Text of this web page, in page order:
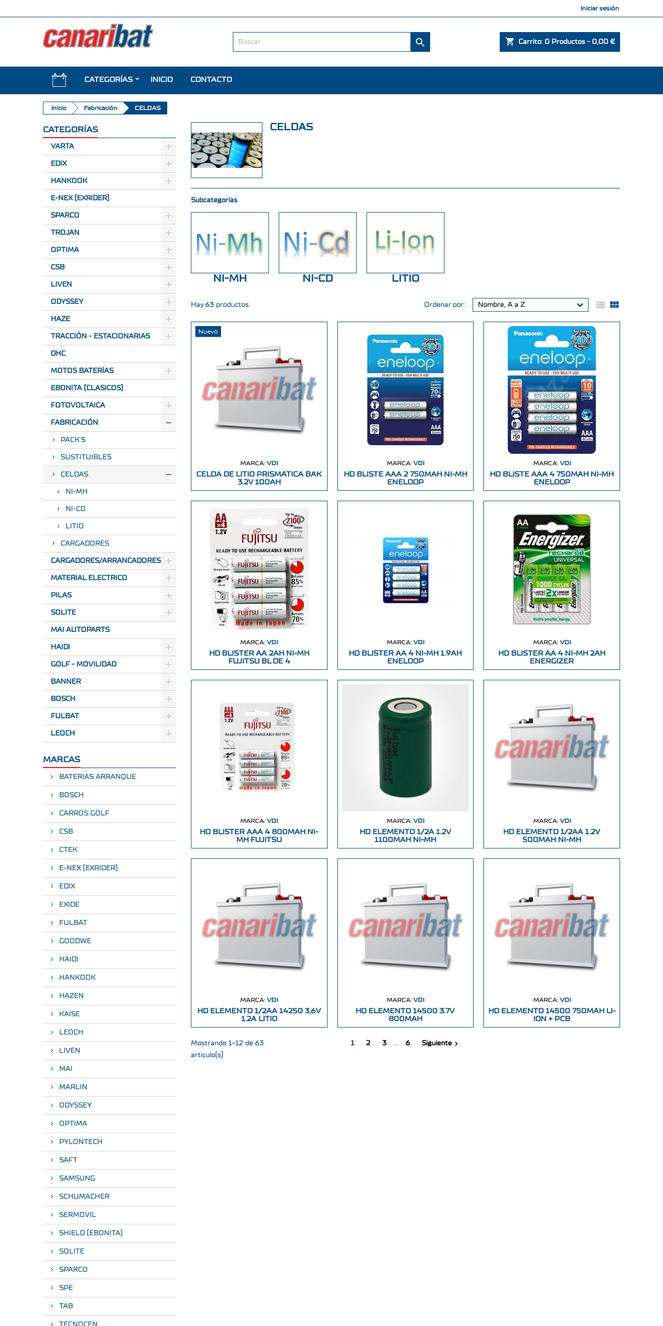
Iniciar sesión
shopping_cart Carrito: 0 Productos - 0,00 €

CATEGORÍAS INICIO CONTACTO
Inicio Fabricación CELDAS
CATEGORÍAS
VARTA
EDIX
HANKOOK
E-NEX (EXRIDER)
SPARCO
TROJAN
OPTIMA
CSB
LIVEN
ODYSSEY
HAZE
TRACCIÓN - ESTACIONARIAS
DHC
MOTOS BATERÍAS
EBONITA (CLASICOS)
FOTOVOLTAICA
FABRICACIÓN
PACK´S
SUSTITUIBLES
CELDAS
NI-MH
NI-CD
LITIO
CARGADORES
CARGADORES/ARRANCADORES
MATERIAL ELECTRICO
PILAS
SOLITE
MAI AUTOPARTS
HAIDI
GOLF - MOVILIDAD
BANNER
BOSCH
FULBAT
LEOCH
MARCAS
BATERIAS ARRANQUE
BOSCH
CARROS GOLF
CSB
CTEK
E-NEX (EXRIDER)
EDIX
EXIDE
FULBAT
GOODWE
HAIDI
HANKOOK
HAZEN
KAISE
LEOCH
LIVEN
MAI
MARLIN
ODYSSEY
OPTIMA
PYLONTECH
SAFT
SAMSUNG
SCHUMACHER
SERMOVIL
SHIELD (EBONITA)
SOLITE
SPARCO
SPE
TAB
TECNOCEN
CELDAS
Subcategorías
NI-MH NI-CD LITIO
Hay 63 productos. Ordenar por: Nombre, A a Z   
Nuevo
MARCA:VDI
CELDA DE LITIO PRISMÁTICA BAK
3.2V 100AH
MARCA: VDI
HD BLISTE AAA 2 750MAH NI-MH
ENELOOP
MARCA: VDI
HD BLISTE AAA 4 750MAH NI-MH
ENELOOP
MARCA:VDI
HD BLISTER AA 2AH NI-MH
FUJITSU BL DE 4
MARCA: VDI
HD BLISTER AA 4 NI-MH 1.9AH
ENELOOP
MARCA: VDI
HD BLISTER AA 4 NI-MH 2AH
ENERGIZER
MARCA:VDI
HD BLISTER AAA 4 800MAH NI-
MH FUJITSU
MARCA: VDI
HD ELEMENTO 1/2A 1.2V
1100MAH NI-MH
MARCA: VDI
HD ELEMENTO 1/2AA 1.2V
500MAH NI-MH
MARCA:VDI
HD ELEMENTO 1/2AA 14250 3,6V
1.2A LITIO
MARCA: VDI
HD ELEMENTO 14500 3.7V
800MAH
MARCA: VDI
HD ELEMENTO 14500 750MAH LI-
ION + PCB
Mostrando 1-12 de 63
artículo(s)
1 2 3 … 6 Siguiente